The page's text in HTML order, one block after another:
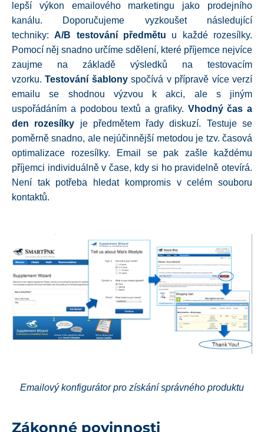
lepší výkon emailového marketingu jako prodejního
kanálu. Doporučujeme vyzkoušet následující
techniky:A/B testování předmětu u každé rozesílky.
Pomocí něj snadno určíme sdělení, které příjemce nejvíce
zaujme na základě výsledků na testovacím
vzorku.Testování šablonyspočívá v přípravě více verzí
emailu se shodnou výzvou k akci, ale s jiným
uspořádáním a podobou textů a grafiky. Vhodný čas a
den rozesílky je předmětem řady diskuzí. Testuje se
poměrně snadno, ale nejúčinnější metodou je tzv. časová
optimalizace rozesílky. Email se pak zašle každému
příjemci individuálně v čase, kdy si ho pravidelně otevírá.
Není tak potřeba hledat kompromis v celém souboru
kontaktů.
Emailový konfigurátor pro získání správného produktu
Zákonné povinnosti